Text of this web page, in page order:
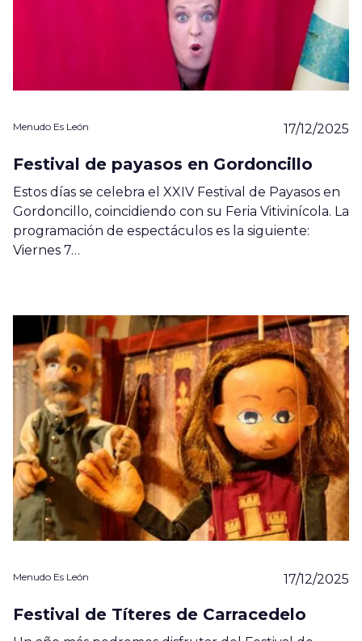
Menudo Es León 17/12/2025
Festival de payasos en Gordoncillo
Estos días se celebra el XXIV Festival de Payasos en
Gordoncillo, coincidiendo con su Feria Vitivinícola. La
programación de espectáculos es la siguiente:
Viernes 7…
Menudo Es León 17/12/2025
Festival de Títeres de Carracedelo